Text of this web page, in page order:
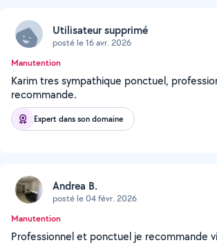
Utilisateur supprimé
posté le 16 avr. 2026
Manutention
Karim tres sympathique ponctuel,
recommande.
Expert dans son domaine
Andrea B.
posté le 04 févr. 2026
Manutention
Professionnel et ponctuel je recommande